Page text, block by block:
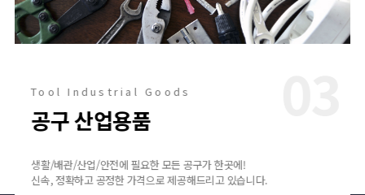
Tool Industrial Goods
공구 산업용품
생활/배관/산업/안전에 필요한 모든 공구가 한곳에!
신속, 정확하고 공정한 가격으로 제공해드리고 있습니다.